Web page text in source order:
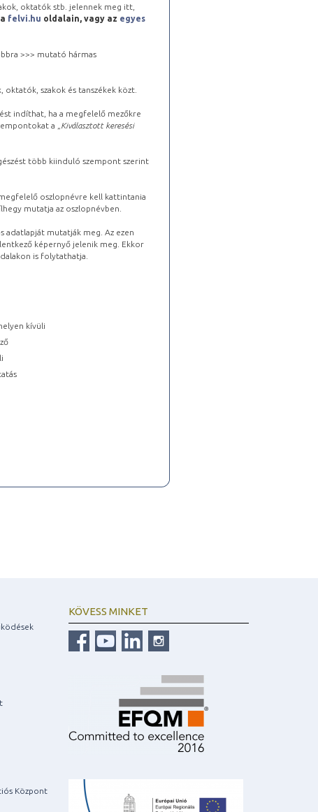
oktatók stb. jelennek meg itt,
felvi.hu oldalain, vagy az egyes
>>> mutató hármas
szakok és tanszékek közt.
indíthat, ha a megfelelő mezőkre
a „ Kiválasztott keresési
több kiinduló szempont szerint
oszlopnévre kell kattintania
mutatja az oszlopnévben.
adatlapját mutatják meg. Az ezen
képernyő jelenik meg. Ekkor
is folytathatja.
kívüli
Központ
KÖVESS MINKET